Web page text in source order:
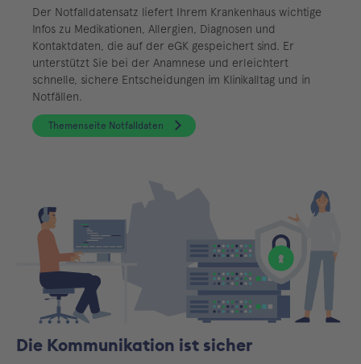
Der Notfalldatensatz liefert Ihrem Krankenhaus wichtige
Infos zu Medikationen, Allergien, Diagnosen und
Kontaktdaten, die auf der eGK gespeichert sind. Er
unterstützt Sie bei der Anamnese und erleichtert
schnelle, sichere Entscheidungen im Klinikalltag und in
Notfällen.
Themenseite Notfalldaten
Die Kommunikation ist sicher